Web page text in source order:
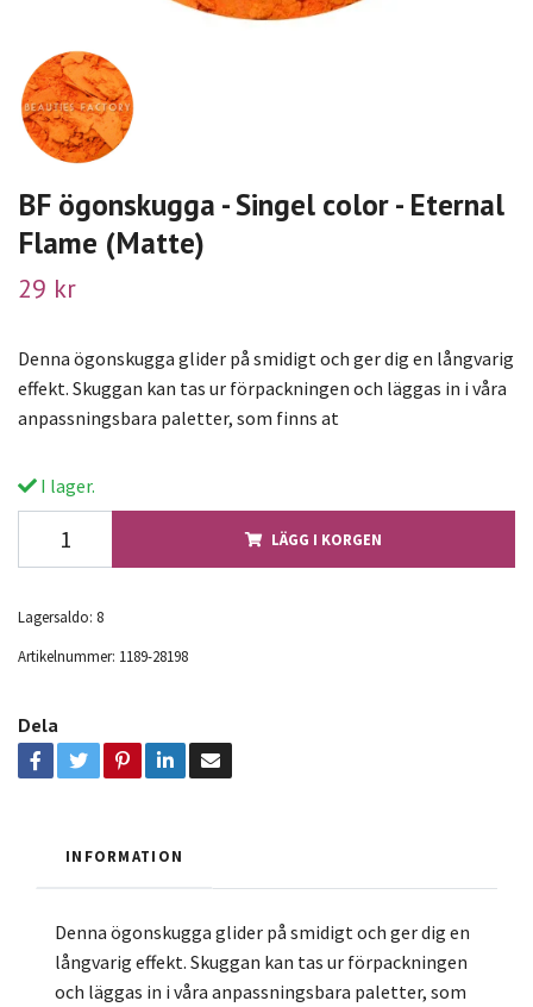
BF ögonskugga - Singel color - Eternal
Flame (Matte)
29 kr
Denna ögonskugga glider på smidigt och ger dig en långvarig
effekt. Skuggan kan tas ur förpackningen och läggas in i våra
anpassningsbara paletter, som finns at
I lager.
LÄGG I KORGEN
Lagersaldo: 8
Artikelnummer: 1189-28198
Dela
INFORMATION
Denna ögonskugga glider på smidigt och ger dig en
långvarig effekt. Skuggan kan tas ur förpackningen
och läggas in i våra anpassningsbara paletter, som